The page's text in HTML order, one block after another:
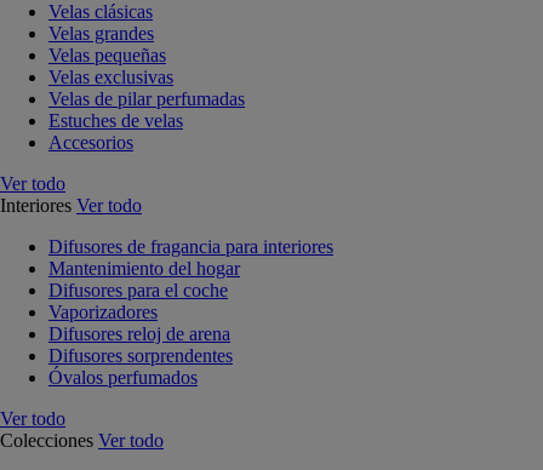
Velas clásicas
Velas grandes
Velas pequeñas
Velas exclusivas
Velas de pilar perfumadas
Estuches de velas
Accesorios
Ver todo
Interiores Ver todo
Difusores de fragancia para interiores
Mantenimiento del hogar
Difusores para el coche
Vaporizadores
Difusores reloj de arena
Difusores sorprendentes
Óvalos perfumados
Ver todo
Colecciones Ver todo